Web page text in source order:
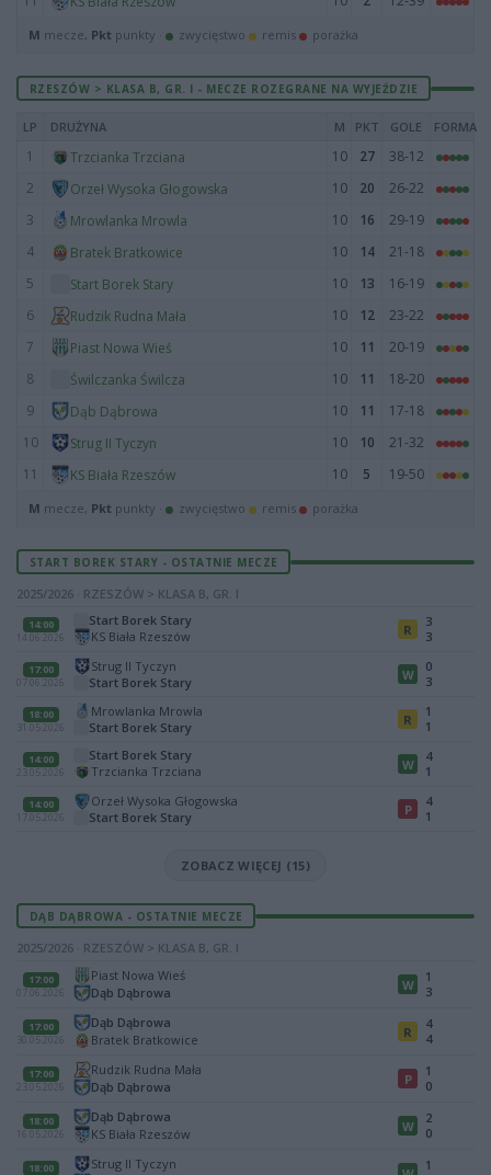
M mecze, Pkt punkty · zwycięstwo remis porażka
RZESZÓW > KLASA B, GR. I - MECZE ROZEGRANE NA WYJEŹDZIE
LP DRUŻYNA M PKT GOLE FORMA
1 Trzcianka Trzciana 10 27
38-12
2
Orzeł Wysoka Głogowska 10 20
26-22
3
Mrowlanka Mrowla 10 16
29-19
4
Bratek Bratkowice 10 14
21-18
5
Start Borek Stary 10 13
16-19
6
Rudzik Rudna Mała 10 12
23-22
7
Piast Nowa Wieś 10 11
20-19
8
Świlczanka Świlcza 10 11
18-20
9
Dąb Dąbrowa 10 11
17-18
10
Strug II Tyczyn 10 10
21-32
11
KS Biała Rzeszów 10 5 19-50
M mecze, Pkt punkty · zwycięstwo remis porażka
START BOREK STARY - OSTATNIE MECZE
2025/2026 · RZESZÓW > KLASA B, GR. I
14:00
14.06.2026
Start Borek Stary
KS Biała Rzeszów
R
3
3
17:00
07.06.2026
Strug II Tyczyn
Start Borek Stary
W
0
3
18:00
31.05.2026
Mrowlanka Mrowla
Start Borek Stary
R
1
1
14:00
23.05.2026
Start Borek Stary
Trzcianka Trzciana
W
4
1
14:00
17.05.2026
Orzeł Wysoka Głogowska
Start Borek Stary
P
4
1
ZOBACZ WIĘCEJ (15)
DĄB DĄBROWA - OSTATNIE MECZE
2025/2026 · RZESZÓW > KLASA B, GR. I
17:00
07.06.2026
Piast Nowa Wieś
Dąb Dąbrowa
W
1
3
17:00
30.05.2026
Dąb Dąbrowa
Bratek Bratkowice
R
4
4
17:00
23.05.2026
Rudzik Rudna Mała
Dąb Dąbrowa
P
1
0
18:00
16.05.2026
Dąb Dąbrowa
KS Biała Rzeszów
W
2
0
18:00
Strug II Tyczyn
1